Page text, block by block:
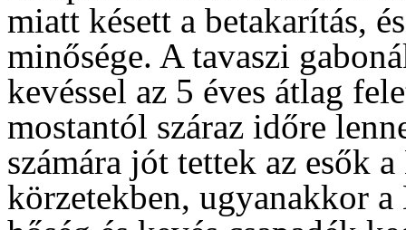
miatt késett a betakarítás,
minősége. A tavaszi
kevéssel az 5 éves átlag
mostantól száraz időre
számára jót tettek az esők
körzetekben, ugyanakkor